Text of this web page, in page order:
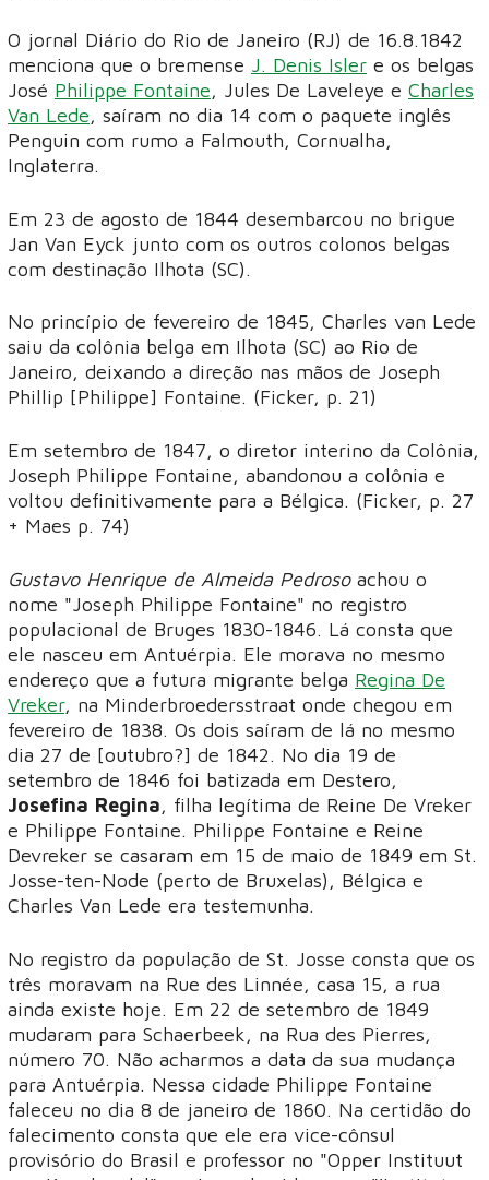
O jornal Diário do Rio de Janeiro (RJ) de 16.8.1842
menciona que o bremense J. Denis Isler e os belgas
José Philippe Fontaine, Jules De Laveleye e Charles
Van Lede, saíram no dia 14 com o paquete inglês
Penguin com rumo a Falmouth, Cornualha,
Inglaterra.
Em 23 de agosto de 1844 desembarcou no brigue
Jan Van Eyck junto com os outros colonos belgas
com destinação Ilhota (SC).
No princípio de fevereiro de 1845, Charles van Lede
saiu da colônia belga em Ilhota (SC) ao Rio de
Janeiro, deixando a direção nas mãos de Joseph
Phillip [Philippe] Fontaine. (Ficker, p. 21)
Em setembro de 1847, o diretor interino da Colônia,
Joseph Philippe Fontaine, abandonou a colônia e
voltou definitivamente para a Bélgica. (Ficker, p. 27
+ Maes p. 74)
Gustavo Henrique de Almeida Pedroso​achou o
nome "Joseph Philippe Fontaine" no registro
populacional de Bruges 1830-1846. Lá consta que
ele nasceu em Antuérpia. Ele morava no mesmo
endereço que a futura migrante belga Regina De
Vreker, na Minderbroedersstraat onde chegou em
fevereiro de 1838. Os dois saíram de lá no mesmo
dia 27 de [outubro?] de 1842. No dia 19 de
setembro de 1846 foi batizada em Destero,
Josefina Regina, filha legítima de Reine De Vreker
e Philippe Fontaine. Philippe Fontaine e Reine
Devreker se casaram em 15 de maio de 1849 em St.
Josse-ten-Node (perto de Bruxelas), Bélgica e
Charles Van Lede era testemunha.
No registro da população de St. Josse consta que os
três moravam na Rue des Linnée, casa 15, a rua
ainda existe hoje. Em 22 de setembro de 1849
mudaram para Schaerbeek, na Rua des Pierres,
número 70. Não acharmos a data da sua mudança
para Antuérpia. Nessa cidade Philippe Fontaine
faleceu no dia 8 de janeiro de 1860. Na certidão do
falecimento consta que ele era vice-cônsul
provisório do Brasil e professor no "Opper Instituut